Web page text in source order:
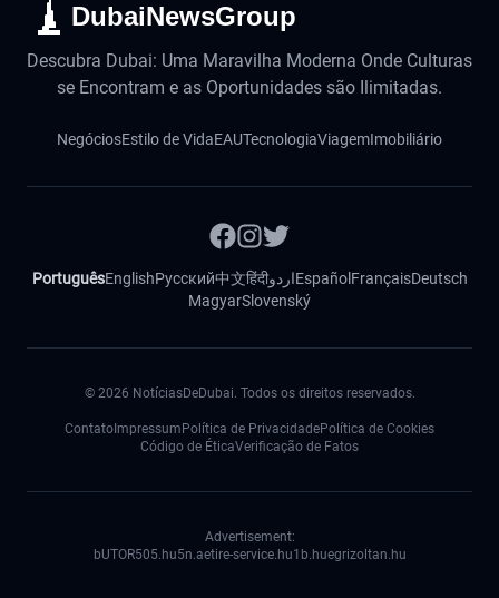
DubaiNewsGroup
Descubra Dubai: Uma Maravilha Moderna Onde Culturas
se Encontram e as Oportunidades são Ilimitadas.
NegóciosEstilo de VidaEAUTecnologiaViagemImobiliário
PortuguêsEnglishРусский中文हिंदीاردوEspañol FrançaisDeutsch
MagyarSlovenský
© 2026 NotíciasDeDubai. Todos os direitos reservados.
Contato Impressum Política de PrivacidadePolítica de Cookies
Código de ÉticaVerificação de Fatos
Advertisement:
bUTOR505.hu5n.aetire-service.hu1b.huegrizoltan.hu